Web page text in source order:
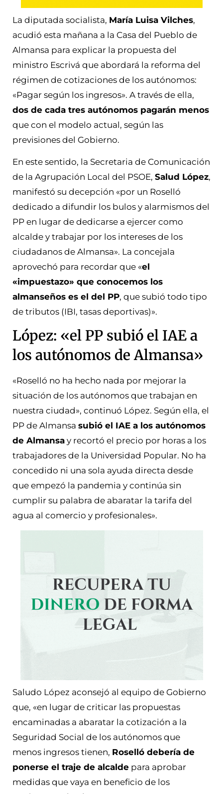
La diputada socialista, María Luisa Vilches,
acudió esta mañana a la Casa del Pueblo de
Almansa para explicar la propuesta del
ministro Escrivá que abordará la reforma del
régimen de cotizaciones de los autónomos:
«Pagar según los ingresos». A través de ella,
dos de cada tres autónomos pagarán menos
que con el modelo actual, según las
previsiones del Gobierno.
En este sentido, la Secretaria de Comunicación
de la Agrupación Local del PSOE, Salud López,
manifestó su decepción «por un Roselló
dedicado a difundir los bulos y alarmismos del
PP en lugar de dedicarse a ejercer como
alcalde y trabajar por los intereses de los
ciudadanos de Almansa». La concejala
aprovechó para recordar que «el
«impuestazo» que conocemos los
almanseños es el del PP, que subió todo tipo
de tributos (IBI, tasas deportivas)».
López: «el PP subió el IAE a
los autónomos de Almansa»
«Roselló no ha hecho nada por mejorar la
situación de los autónomos que trabajan en
nuestra ciudad», continuó López. Según ella, el
PP de Almansa subió el IAE a los autónomos
de Almansa y recortó el precio por horas a los
trabajadores de la Universidad Popular. No ha
concedido ni una sola ayuda directa desde
que empezó la pandemia y continúa sin
cumplir su palabra de abaratar la tarifa del
agua al comercio y profesionales».
Saludo López aconsejó al equipo de Gobierno
que, «en lugar de criticar las propuestas
encaminadas a abaratar la cotización a la
Seguridad Social de los autónomos que
menos ingresos tienen, Roselló debería de
ponerse el traje de alcalde para aprobar
medidas que vaya en beneficio de los